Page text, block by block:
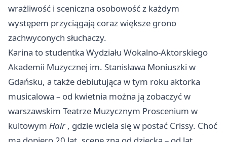
wrażliwość i sceniczna osobowość z każdym
występem przyciągają coraz większe grono
zachwyconych słuchaczy.
Karina to studentka Wydziału Wokalno-Aktorskiego
Akademii Muzycznej im. Stanisława Moniuszki w
Gdańsku, a także debiutująca w tym roku aktorka
musicalowa – od kwietnia można ją zobaczyć w
warszawskim Teatrze Muzycznym Proscenium w
kultowym Hair , gdzie wciela się w postać Crissy. Choć